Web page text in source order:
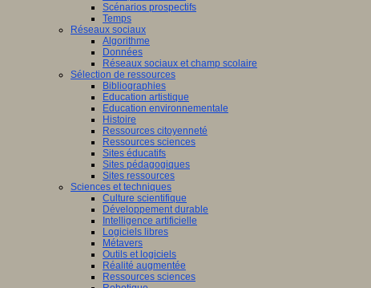
Scénarios prospectifs
Temps
Réseaux sociaux
Algorithme
Données
Réseaux sociaux et champ scolaire
Sélection de ressources
Bibliographies
Education artistique
Education environnementale
Histoire
Ressources citoyenneté
Ressources sciences
Sites éducatifs
Sites pédagogiques
Sites ressources
Sciences et techniques
Culture scientifique
Développement durable
Intelligence artificielle
Logiciels libres
Métavers
Outils et logiciels
Réalité augmentée
Ressources sciences